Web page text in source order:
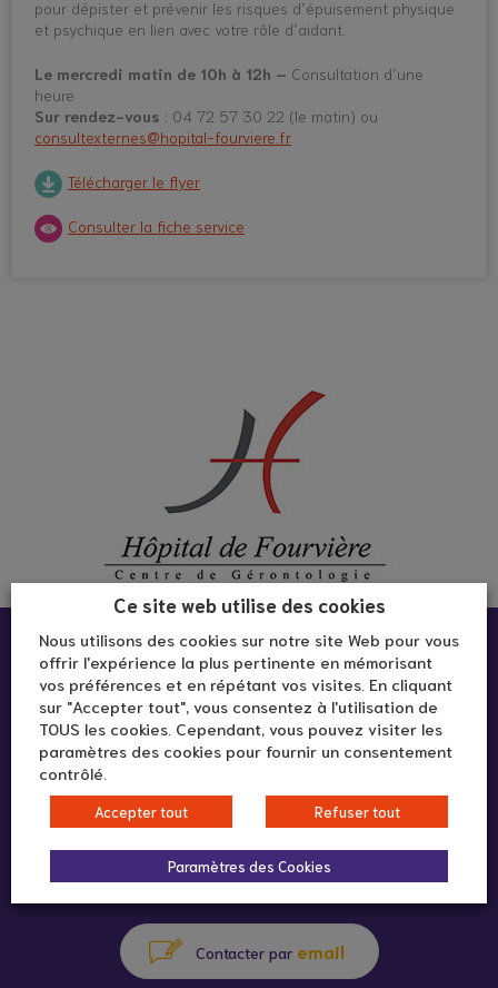
pour dépister et prévenir les risques d’épuisement physique
et psychique en lien avec votre rôle d’aidant.
Le mercredi matin de 10h à 12h – Consultation d’une
heure
Sur rendez-vous : 04 72 57 30 22 (le matin) ou
consultexternes@hopital-fourviere.fr
Télécharger le flyer
Consulter la fiche service
Infos pratiques :
Hôpital de Fourvière
10 rue Roger Radisson
69005 Lyon
appeler au04 72 57 30 22
Contacter par email
Ce site web utilise des cookies
Nous utilisons des cookies sur notre site Web pour vous
offrir l'expérience la plus pertinente en mémorisant
vos préférences et en répétant vos visites. En cliquant
sur "Accepter tout", vous consentez à l'utilisation de
TOUS les cookies. Cependant, vous pouvez visiter les
paramètres des cookies pour fournir un consentement
contrôlé.
Accepter tout Refuser tout
Paramètres des Cookies